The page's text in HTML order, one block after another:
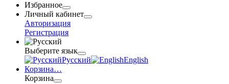
Избранное
Личный кабинет
Авторизация
Регистрация
Выберите язык
Русский
English
Корзина…
Корзина